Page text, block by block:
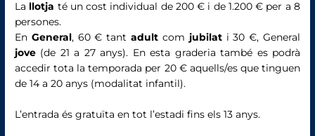
La llotja té un cost individual de 200 € i de 1.200 € per a 8
persones.
En General, 60 € tantadult com jubilati 30 €, General
jove (de 21 a 27 anys). En esta graderia també es podrà
accedir tota la temporada per 20 € aquells/es que tinguen
de 14 a 20 anys (modalitat infantil).
L’entrada és gratuïta en tot l’estadi fins els 13 anys.